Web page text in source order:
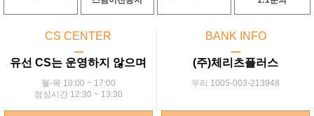
CS CENTER
ㅡ
유선 CS는 운영하지 않으며
월-목 10:00 ~ 17:00
점심시간 12:30 ~ 13:30
BANK INFO
ㅡ
(주)체리츠플러스
우리 1005-003-213948